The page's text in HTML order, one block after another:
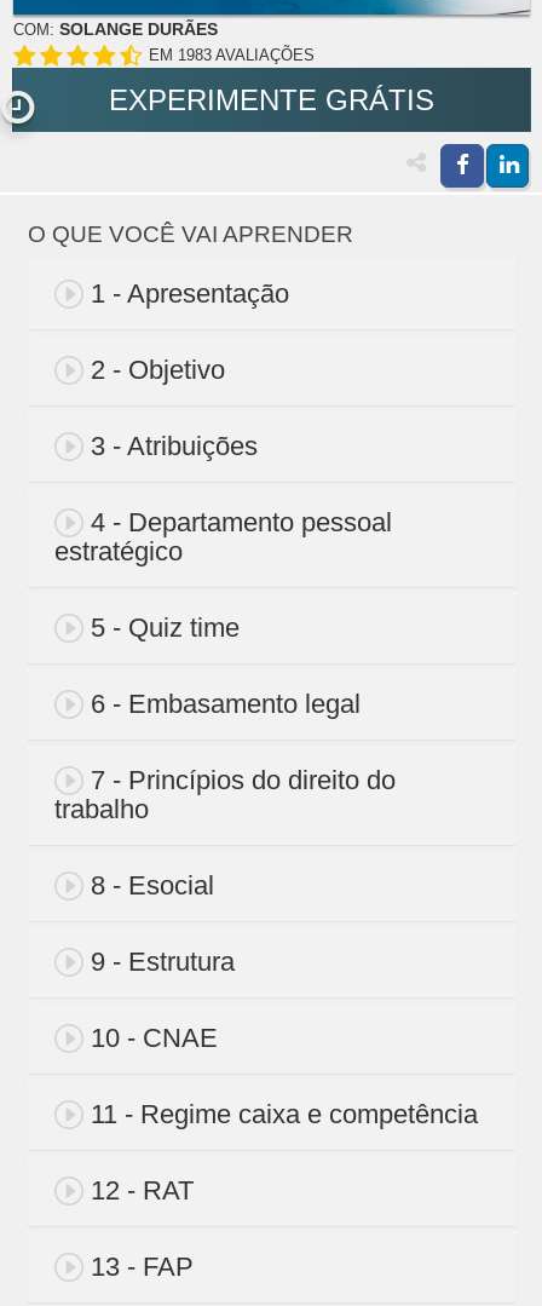
COM: SOLANGE DURÃES
EM 1983 AVALIAÇÕES
EXPERIMENTE GRÁTIS
O QUE VOCÊ VAI APRENDER
1 - Apresentação
2 - Objetivo
3 - Atribuições
4 - Departamento pessoal
estratégico
5 - Quiz time
6 - Embasamento legal
7 - Princípios do direito do
trabalho
8 - Esocial
9 - Estrutura
10 - CNAE
11 - Regime caixa e competência
12 - RAT
13 - FAP